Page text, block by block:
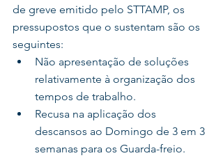
de greve emitido pelo STTAMP, os
pressupostos que o sustentam são os
seguintes:
Não apresentação de soluções
relativamente à organização dos
tempos de trabalho.
Recusa na aplicação dos
descansos ao Domingo de 3 em 3
semanas para os Guarda-freio.